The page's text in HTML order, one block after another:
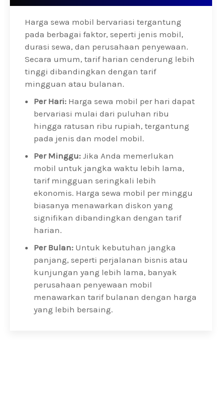
Harga sewa mobil bervariasi tergantung
pada berbagai faktor, seperti jenis mobil,
durasi sewa, dan perusahaan penyewaan.
Secara umum, tarif harian cenderung lebih
tinggi dibandingkan dengan tarif
mingguan atau bulanan.
Per Hari: Harga sewa mobil per hari dapat
bervariasi mulai dari puluhan ribu
hingga ratusan ribu rupiah, tergantung
pada jenis dan model mobil.
Per Minggu: Jika Anda memerlukan
mobil untuk jangka waktu lebih lama,
tarif mingguan seringkali lebih
ekonomis. Harga sewa mobil per minggu
biasanya menawarkan diskon yang
signifikan dibandingkan dengan tarif
harian.
Per Bulan: Untuk kebutuhan jangka
panjang, seperti perjalanan bisnis atau
kunjungan yang lebih lama, banyak
perusahaan penyewaan mobil
menawarkan tarif bulanan dengan harga
yang lebih bersaing.